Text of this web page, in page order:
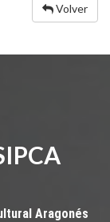
Volver
Aragonés